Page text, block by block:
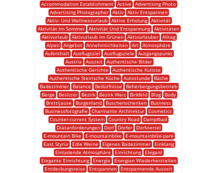
Accommodation Establishment Active
Advertising Photo
Advertising Photographer
Aktiv
Aktiv Entspannen
Aktiv- Und Wellnessurlaub
Aktive Erholung
Aktivität
Aktivität Im Sommer Aktivität Und Entspannung Aktivitäten
Aktivurlaub Aktivurlaub Im Grünen Aktivurlauber Alltag
Alpen Angebot Annehmlichkeiten Art Atmosphäre
Aufenthalt
Ausflugsziel Ausflugsziele
Ausgangspunkt
Austria
Auszeit
Authentische Bilder
Authentische Gerichte
Authentische Kulisse
Authentische Steirische Küche
Autostunde
Bäche
Badezimmer
Balance Bedürfnisse
Beherbergungsbetrieb
Berge
Besitzer Bezirk Bezirk Weiz Birkfeld Blog
Body
Brettljause
Burgenland Buschenschenken
Business
Businessfotografie
Charmante Architektur Cosmetics
Counter-current System Country Road
Dampfbad
Diätanforderungen
Dorf Dörfer
Dorfviertel
E-mountain Bike
E-mountainbike
E-mountainbike-park
East Styria
Edle Weine Eigenes Badezimmer
Einklang
Einladende Atmosphäre
Einrichtung
Elegant
Elegante Einrichtung
Energie
Energien Wiederherstellen
Entdeckungsreise
Entspannen
Entspannende Auszeit